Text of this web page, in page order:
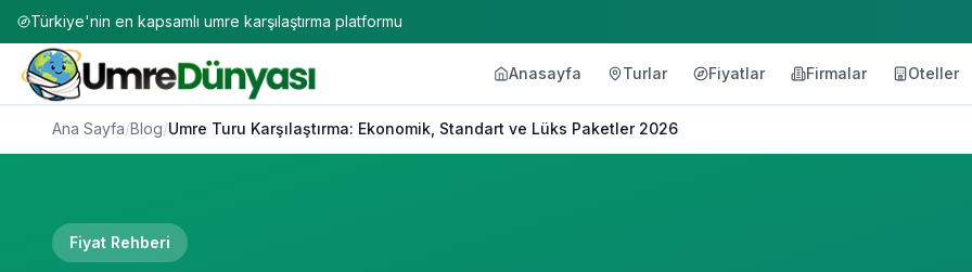
Türkiye'nin en kapsamlı umre karşılaştırma platformu
Anasayfa Turlar Fiyatlar Firmalar Oteller
Ana Sayfa/Blog/Umre Turu Karşılaştırma: Ekonomik, Standart ve Lüks Paketler 2026
Fiyat Rehberi